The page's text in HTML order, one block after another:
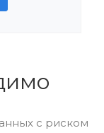
с риском